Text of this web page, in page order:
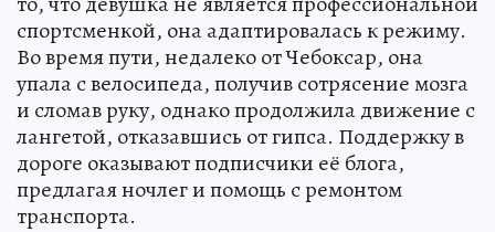
спортсменкой, она адаптировалась к режиму.
Во время пути, недалеко от Чебоксар, она
упала с велосипеда, получив сотрясение мозга
и сломав руку, однако продолжила движение с
лангетой, отказавшись от гипса. Поддержку в
дороге оказывают подписчики её блога,
предлагая ночлег и помощь с ремонтом
транспорта.